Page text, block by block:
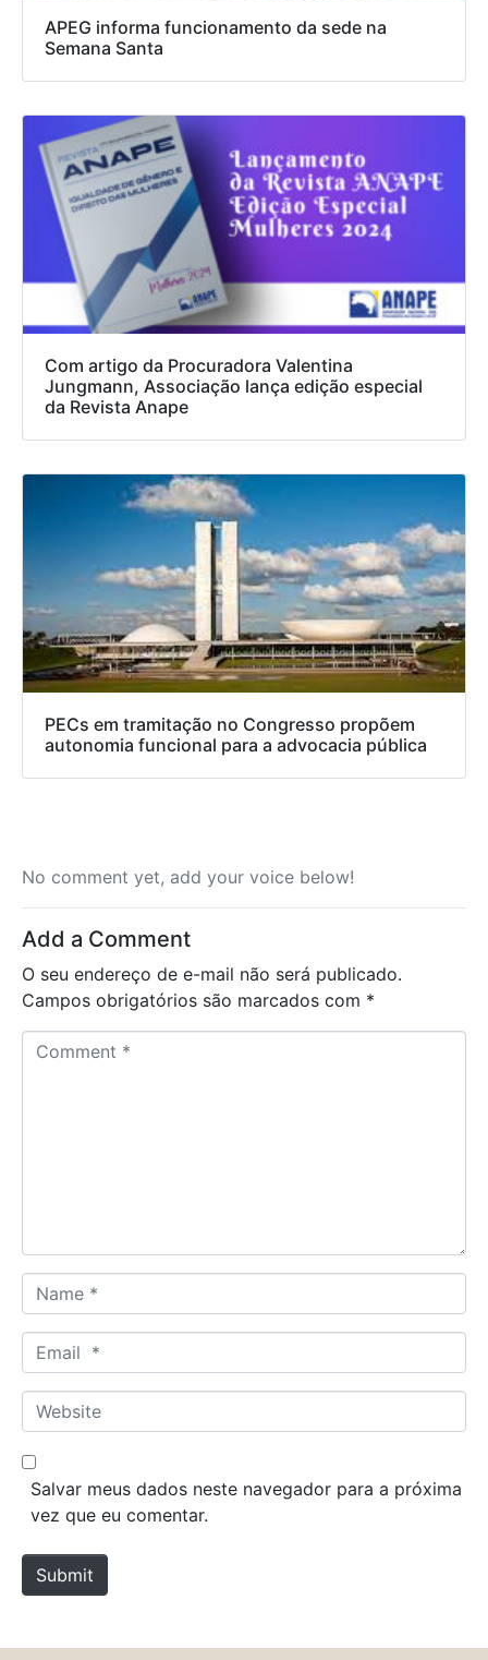
APEG informa funcionamento da sede na
Semana Santa
Com artigo da Procuradora Valentina
Jungmann, Associação lança edição especial
da Revista Anape
PECs em tramitação no Congresso propõem
autonomia funcional para a advocacia pública
No comment yet, add your voice below!
Add a Comment
O seu endereço de e-mail não será publicado.
Campos obrigatórios são marcados com *
a
m
*
m
a
*
W
e
b
e
Salvar meus dados neste navegador para a próxima
vez que eu comentar.
Submit